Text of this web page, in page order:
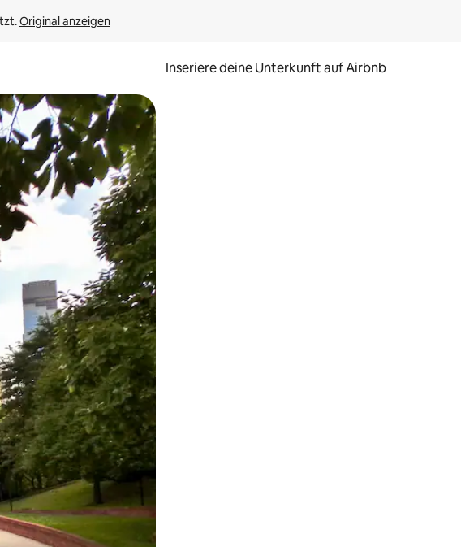
Original anzeigen
Inseriere deine Unterkunft auf Airbnb
durch Berühren oder Wischgesten.